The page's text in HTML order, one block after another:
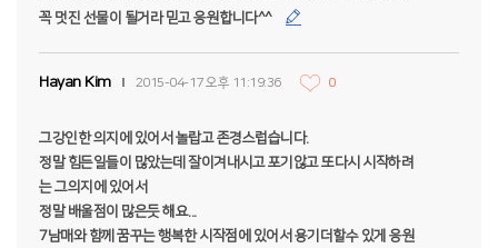
꼭 멋진 선물이 될거라 믿고 응원합니다^^
Hayan Kim 2015-04-17 오후 11:19:36 0
그강인한 의지에 있어서 놀랍고 존경스럽습니다.
정말 힘든일들이 많았는데 잘이겨내시고 포기않고 또다시 시작하려
는 그의지에 있어서
정말 배울점이 많은듯 해요...
7남매와 함께 꿈꾸는 행복한 시작점에 있어서 용기더할수 있게 응원